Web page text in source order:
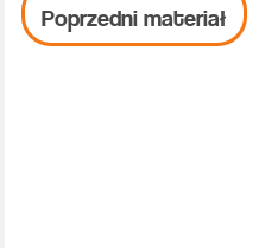
Poprzedni materiał